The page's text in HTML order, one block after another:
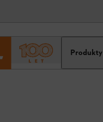
Produkty